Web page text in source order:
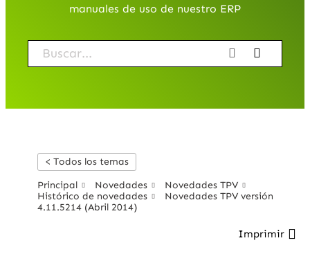
manuales de uso de nuestro ERP
< Todos los temas
Principal Novedades
Novedades TPV
Histórico de novedades
Novedades TPV versión
4.11.5214 (Abril 2014)
Imprimir